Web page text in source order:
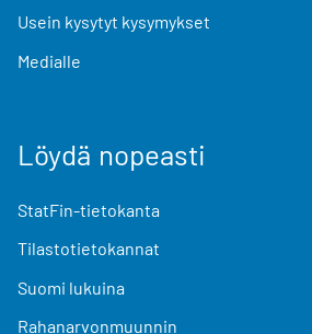
Usein kysytyt kysymykset
Medialle
Löydä nopeasti
StatFin-tietokanta
Tilastotietokannat
Suomi lukuina
Rahanarvonmuunnin